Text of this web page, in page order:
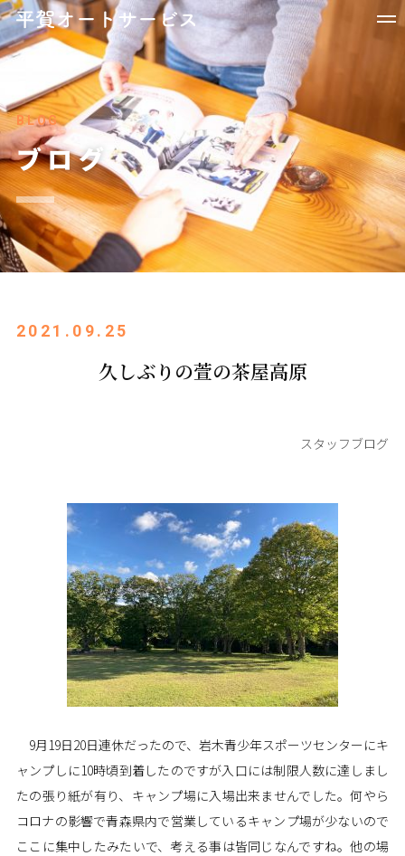
BLOG
ブログ
2021.09.25
久しぶりの萱の茶屋高原
スタッフブログ
9月19日20日連休だったので、岩木青少年スポーツセンターにキ
ャンプしに10時頃到着したのですが入口には制限人数に達しまし
たの張り紙が有り、キャンプ場に入場出来ませんでした。何やら
コロナの影響で青森県内で営業しているキャンプ場が少ないので
ここに集中したみたいで、考える事は皆同じなんですね。他の場